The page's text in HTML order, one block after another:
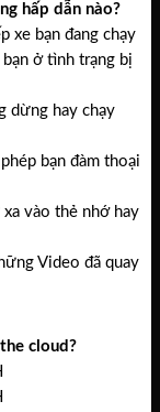
hấp dẫn nào?
xe bạn đang chạy
bạn ở tình trạng bị
dừng hay chạy
bạn đàm thoại
vào thẻ nhớ hay
Video đã quay
cloud?